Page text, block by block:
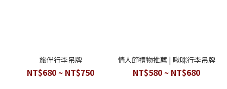
旅伴行李吊牌
NT$680 ~ NT$750
情人節禮物推薦 | 啾咪行李吊牌
NT$580 ~ NT$680